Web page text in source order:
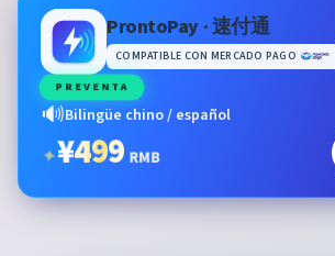
ProntoPay · 速付通
COMPATIBLE CON MERCADO PAGO
PREVENTA
🔊Bilingüe chino / español
✦¥499 RMB